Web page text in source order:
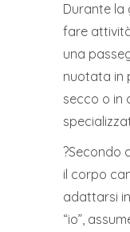
Durante la
fare
una
nuotata in
secco o in
?Secondo
il corpo
adattarsi
“io”,